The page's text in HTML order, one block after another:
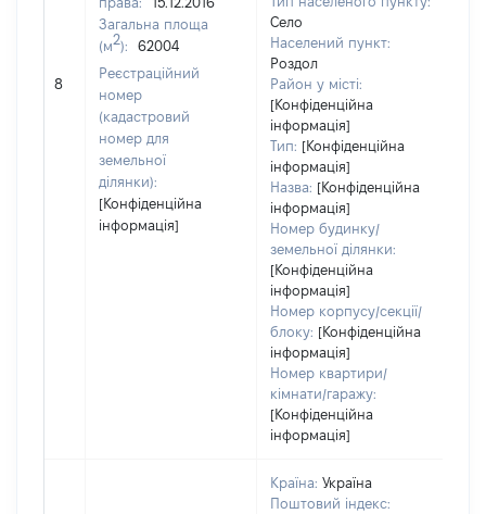
8
Загальна площа
(м2):
62004
Реєстраційний
номер
(кадастровий
номер для
земельної
ділянки):
[Конфіденційна
інформація]
Село
Населений пункт:
Роздол
Район у місті:
[Конфіденційна
інформація]
Тип: [Конфіденційна
інформація]
Назва: [Конфіденційна
інформація]
Номер будинку/
земельної ділянки:
[Конфіденційна
інформація]
Номер корпусу/секції/
блоку: [Конфіденційна
інформація]
Номер квартири/
кімнати/гаражу:
[Конфіденційна
інформація]
Країна: Україна
Поштовий індекс: